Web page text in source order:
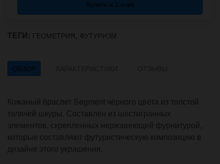
Купить в 1 клик
ТЕГИ: ГЕОМЕТРИЯ, ФУТУРИЗМ
ОБЗОР
Кожаный браслет Segment чёрного цвета из толстой
телячей шкуры. Составлен из шестигранных
элементов, скрепленных нержавеющей фурнитурой,
которые составляют футуристическую композицию в
дизайне этого украшения.